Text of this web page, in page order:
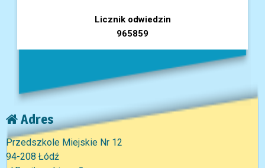
Licznik odwiedzin
965859
Adres
Przedszkole Miejskie Nr 12
94-208 Łódź